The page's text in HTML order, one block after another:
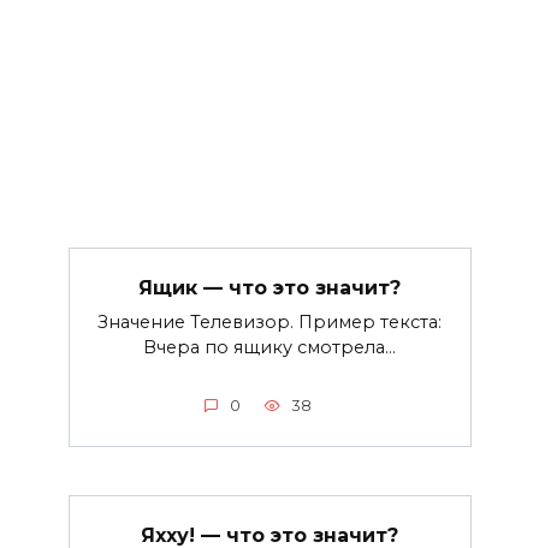
Ящик — что это значит?
Значение Телевизор. Пример текста:
Вчера по ящику смотрела…
0 38
Яхху! — что это значит?